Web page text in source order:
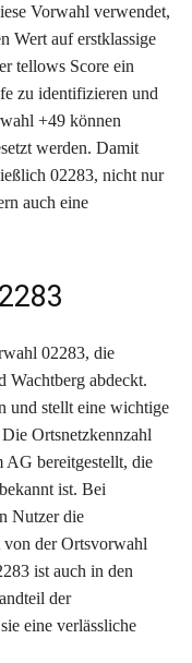
Vorwahl verwendet,
Wert auf erstklassige
tellows Score ein
zu identifizieren und
+49 können
werden. Damit
02283, nicht nur
auch eine
02283, die
Wachtberg abdeckt.
und stellt eine wichtige
Ortsnetzkennzahl
AG bereitgestellt, die
ist. Bei
Nutzer die
der Ortsvorwahl
ist auch in den
der
eine verlässliche